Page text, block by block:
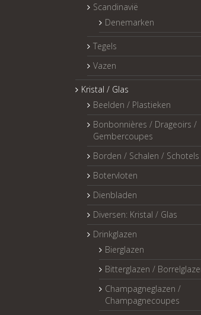
Scandinavië
Denemarken
Tegels
Vazen
Kristal / Glas
Beelden / Plastieken
Bonbonnières / Drageoirs /
Gembercoupes
Borden / Schalen / Schotels
Botervloten
Dienbladen
Diversen: Kristal / Glas
Drinkglazen
Bierglazen
Bitterglazen /
Champagneglazen /
Champagnecoupes